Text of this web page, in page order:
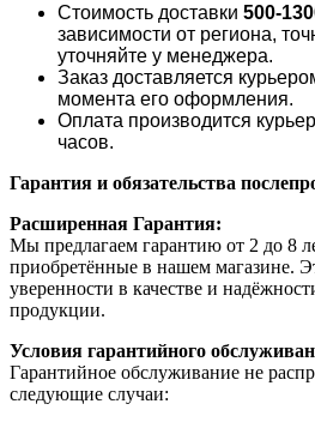
Стоимость доставки 500-
зависимости от региона,
уточняйте у менеджера.
Заказ доставляется
момента его оформления.
Оплата производится
часов.
Гарантия и обязательства
Расширенная Гарантия:
Мы предлагаем гарантию от 2 до 8
приобретённые в нашем магазине.
уверенности в качестве и
продукции.
Условия гарантийного
Гарантийное обслуживание не
следующие случаи: